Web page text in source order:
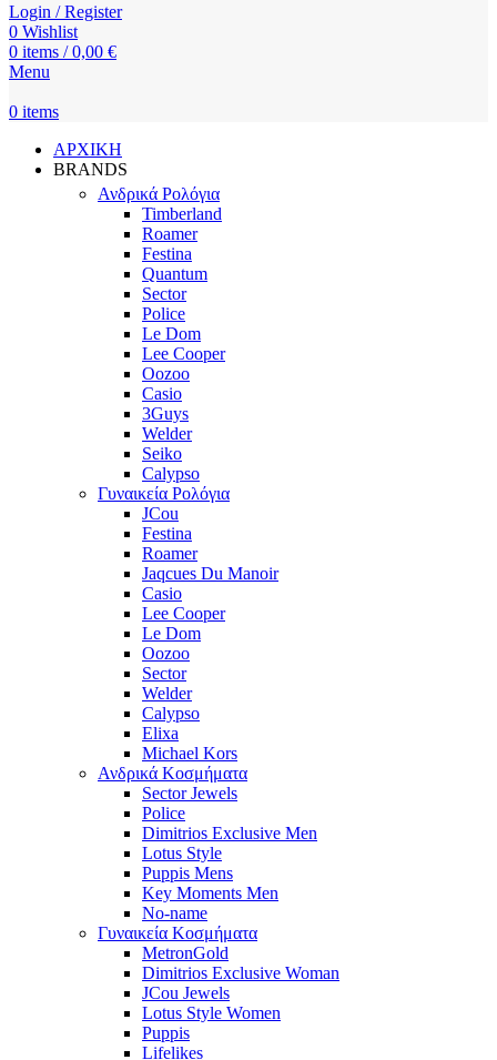
Login / Register
0 Wishlist
0 items / 0,00 €
Menu
0 items
ΑΡΧΙΚΗ
BRANDS
Ανδρικά Ρολόγια
Timberland
Roamer
Festina
Quantum
Sector
Police
Le Dom
Lee Cooper
Oozoo
Casio
3Guys
Welder
Seiko
Calypso
Γυναικεία Ρολόγια
JCou
Festina
Roamer
Jaqcues Du Manoir
Casio
Lee Cooper
Le Dom
Oozoo
Sector
Welder
Calypso
Elixa
Michael Kors
Ανδρικά Κοσμήματα
Sector Jewels
Police
Dimitrios Exclusive Men
Lotus Style
Puppis Mens
Key Moments Men
No-name
Γυναικεία Κοσμήματα
MetronGold
Dimitrios Exclusive Woman
JCou Jewels
Lotus Style Women
Puppis
Lifelikes